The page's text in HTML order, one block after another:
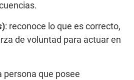
): reconoce lo que es correcto,
de voluntad para actuar en
persona que posee